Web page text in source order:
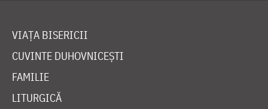
VIAȚA BISERICII
CUVINTE DUHOVNICEȘTI
FAMILIE
LITURGICĂ